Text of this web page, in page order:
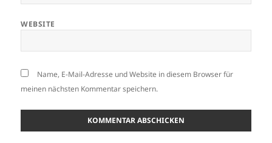
WEBSITE
Name, E-Mail-Adresse und Website in diesem Browser für
meinen nächsten Kommentar speichern.